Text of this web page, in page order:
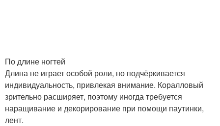
По длине ногтей
Длина не играет особой роли, но подчёркивается
индивидуальность, привлекая внимание. Коралловый
зрительно расширяет, поэтому иногда требуется
наращивание и декорирование при помощи паутинки,
лент.